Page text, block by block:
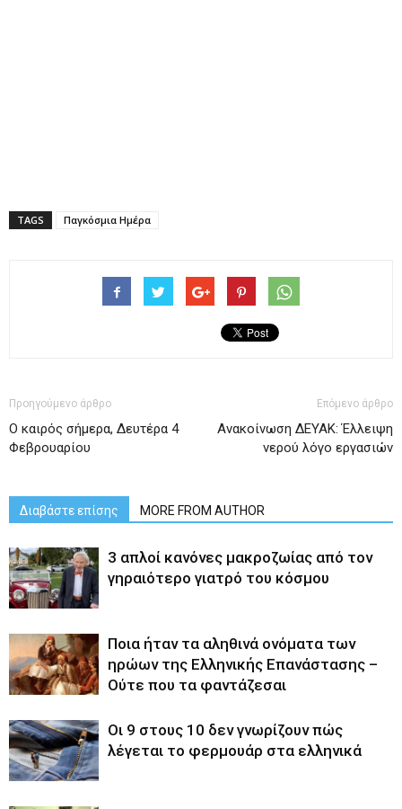
TAGS Παγκόσμια Ημέρα
Προηγούμενο άρθρο
Ο καιρός σήμερα, Δευτέρα 4
Φεβρουαρίου
Επόμενο άρθρο
Ανακοίνωση ΔΕΥΑΚ: Έλλειψη
νερού λόγο εργασιών
Διαβάστε επίσης MORE FROM AUTHOR
3 απλοί κανόνες μακροζωίας από τον
γηραιότερο γιατρό του κόσμου
Ποια ήταν τα αληθινά ονόματα των
ηρώων της Ελληνικής Επανάστασης –
Ούτε που τα φαντάζεσαι
Οι 9 στους 10 δεν γνωρίζουν πώς
λέγεται το φερμουάρ στα ελληνικά